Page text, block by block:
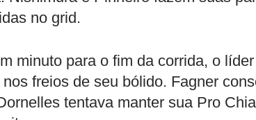
no grid.
minuto para o fim da corrida, o
freios de seu bólido. Fagner
tentava manter sua Pro